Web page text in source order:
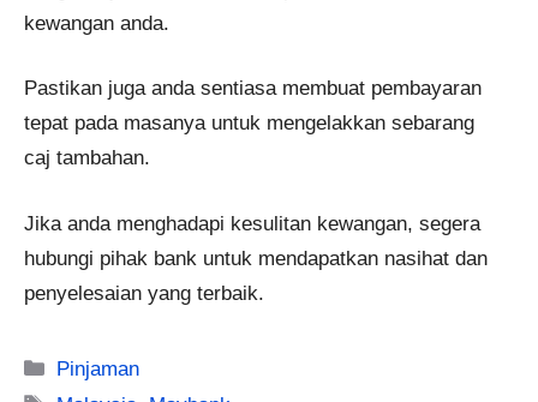
kewangan anda.
Pastikan juga anda sentiasa membuat pembayaran
tepat pada masanya untuk mengelakkan sebarang
caj tambahan.
Jika anda menghadapi kesulitan kewangan, segera
hubungi pihak bank untuk mendapatkan nasihat dan
penyelesaian yang terbaik.
Categories
Pinjaman